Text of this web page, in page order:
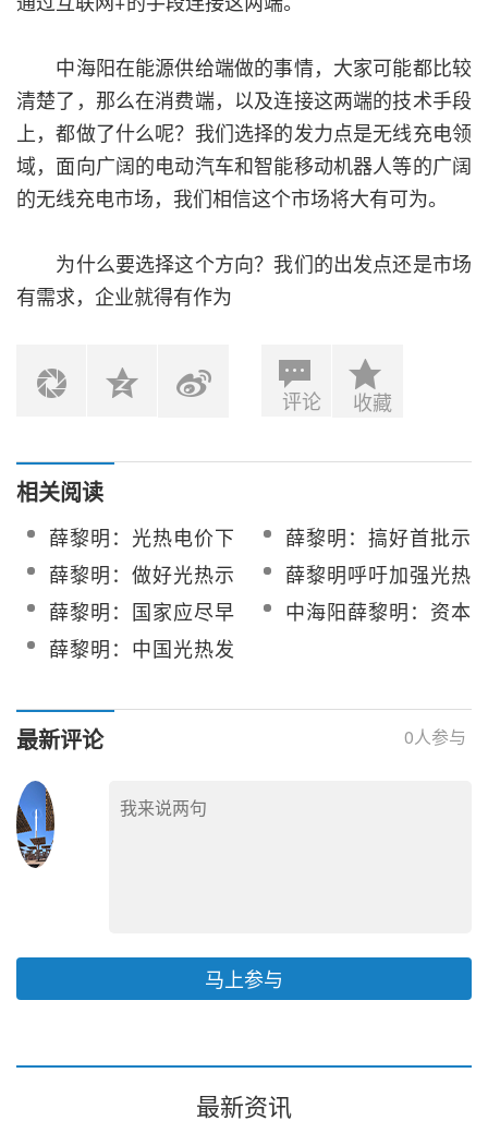
中海阳在能源供给端做的事情，大家可能都比较
清楚了，那么在消费端，以及连接这两端的技术手段
上，都做了什么呢？我们选择的发力点是无线充电领
域，面向广阔的电动汽车和智能移动机器人等的广阔
的无线充电市场，我们相信这个市场将大有可为。
为什么要选择这个方向？我们的出发点还是市场
有需求，企业就得有作为
评论 收藏
相关阅读
薛黎明：光热电价下
降的速度快慢取决于
商业化装机量大小
薛黎明：搞好首批示
范项目 光热广阔前景
可期
薛黎明：做好光热示
范项目 夯实产业发展
根基
薛黎明呼吁加强光热
发电行业国际合作
薛黎明：国家应尽早
出台光热电价政策
中海阳薛黎明：资本
薛黎明：中国光热发
最新评论 0人参与
马上参与
最新资讯